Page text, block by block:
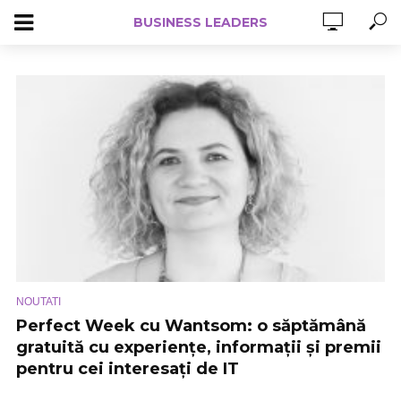
BUSINESS LEADERS
NOUTATI
Perfect Week cu Wantsom: o săptămână
gratuită cu experiențe, informații și premii
pentru cei interesați de IT